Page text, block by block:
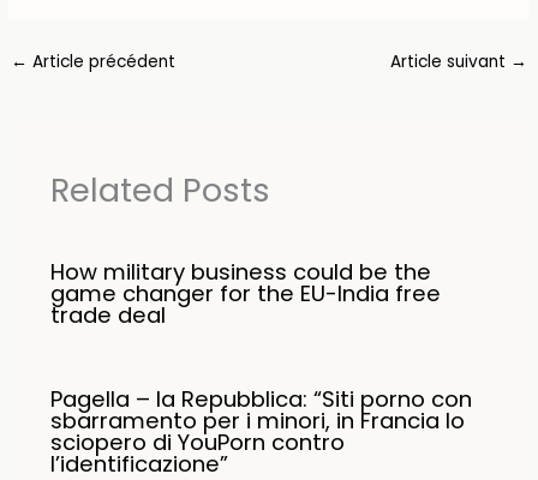
← Article précédent Article suivant →
Related Posts
How military business could be the
game changer for the EU-India free
trade deal
Pagella – la Repubblica: “Siti porno con
sbarramento per i minori, in Francia lo
sciopero di YouPorn contro
l’identificazione”